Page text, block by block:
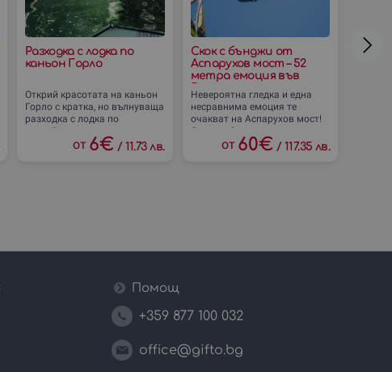
Разходка с лодка по
каньон Горло
Открий красотата на каньон
Горло с кратка, но вълнуваща
разходка с лодка по
спокойните води на река
Арда. Заобиколен от
от 6€ / 11.73 лв.
Скок с бънджи от
Аспарухов мост – 52
метра емоция във
Варна
Невероятна гледка и една
несравнима емоция те
очакват на Аспарухов мост!
Скочи с бънджи от
варненската
от 60€ / 117.35 лв.
Зип
Помощ
+359 877 100 032
office@gifto.bg